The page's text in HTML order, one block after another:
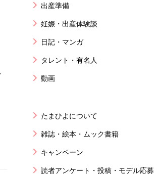
出産準備
妊娠・出産体験談
日記・マンガ
タレント・有名人
動画
たまひよについて
雑誌・絵本・ムック書籍
キャンペーン
読者アンケート・投稿・モデル応募